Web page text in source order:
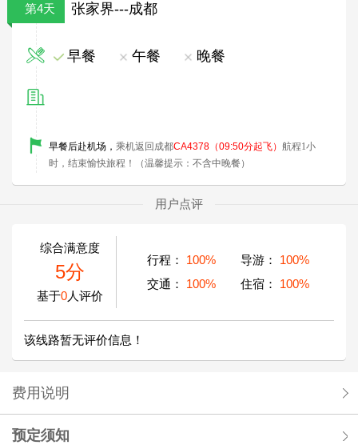
第4天 张家界---成都
早餐 午餐 晚餐
早餐后赴机场， 乘机返回成都CA4378 （09:50分起飞） 航程1小
时，结束愉快旅程！
（温馨提示：不含中晚餐）
用户点评
综合满意度
5分
基于0人评价
行程： 100% 导游：
100%
交通：
100% 住宿： 100%
该线路暂无评价信息！
费用说明
预定须知